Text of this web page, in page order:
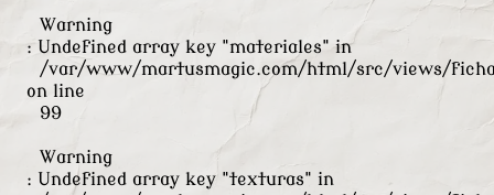
Warning
: Undefined array key "materiales" in
/var/www/martusmagic.com/html/src/views/
on line
99
Warning
: Undefined array key "texturas" in